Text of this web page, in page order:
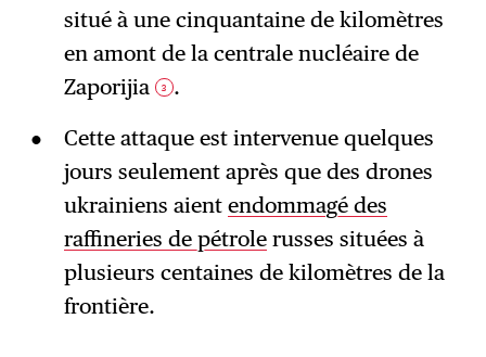
situé à une cinquantaine de kilomètres
en amont de la centrale nucléaire de
Zaporijia
3 .
Cette attaque est intervenue quelques
jours seulement après que des drones
ukrainiens aient endommagé des
raffineries de pétrolerusses situées à
plusieurs centaines de kilomètres de la
frontière.